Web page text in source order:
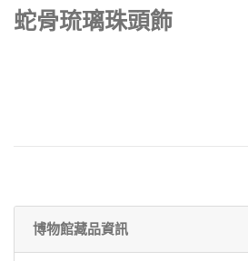
蛇骨琉璃珠頭飾
博物館藏品資訊